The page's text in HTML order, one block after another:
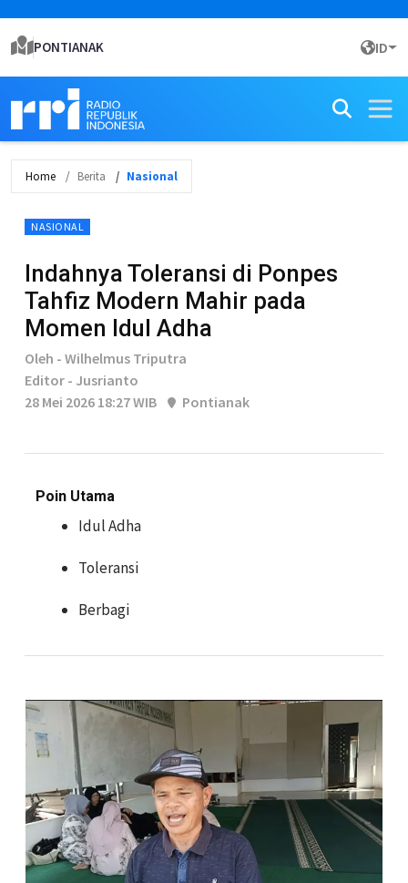
PONTIANAK ID
Home Berita Nasional
NASIONAL
Indahnya Toleransi di Ponpes
Tahfiz Modern Mahir pada
Momen Idul Adha
Oleh - Wilhelmus Triputra
Editor - Jusrianto
28 Mei 2026 18:27 WIB
Pontianak
Poin Utama
Idul Adha
Toleransi
Berbagi